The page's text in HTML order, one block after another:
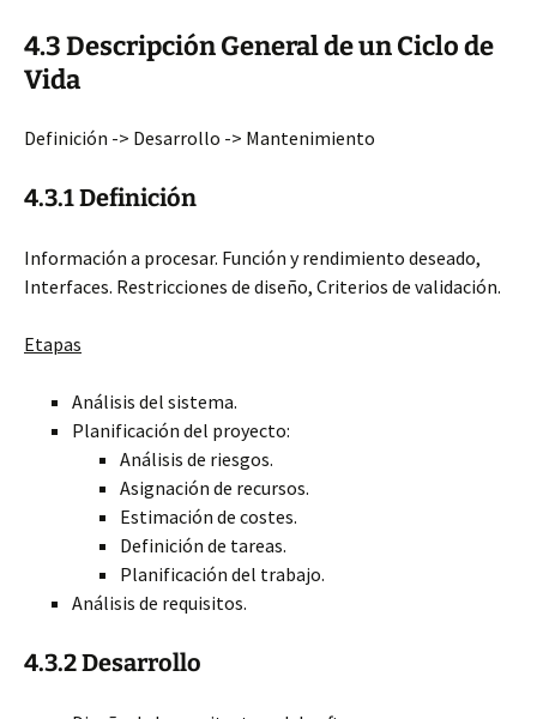
4.3 Descripción General de un Ciclo de
Vida
Definición -> Desarrollo -> Mantenimiento
4.3.1 Definición
Información a procesar. Función y rendimiento deseado,
Interfaces. Restricciones de diseño, Criterios de validación.
Etapas
Análisis del sistema.
Planificación del proyecto:
Análisis de riesgos.
Asignación de recursos.
Estimación de costes.
Definición de tareas.
Planificación del trabajo.
Análisis de requisitos.
4.3.2 Desarrollo